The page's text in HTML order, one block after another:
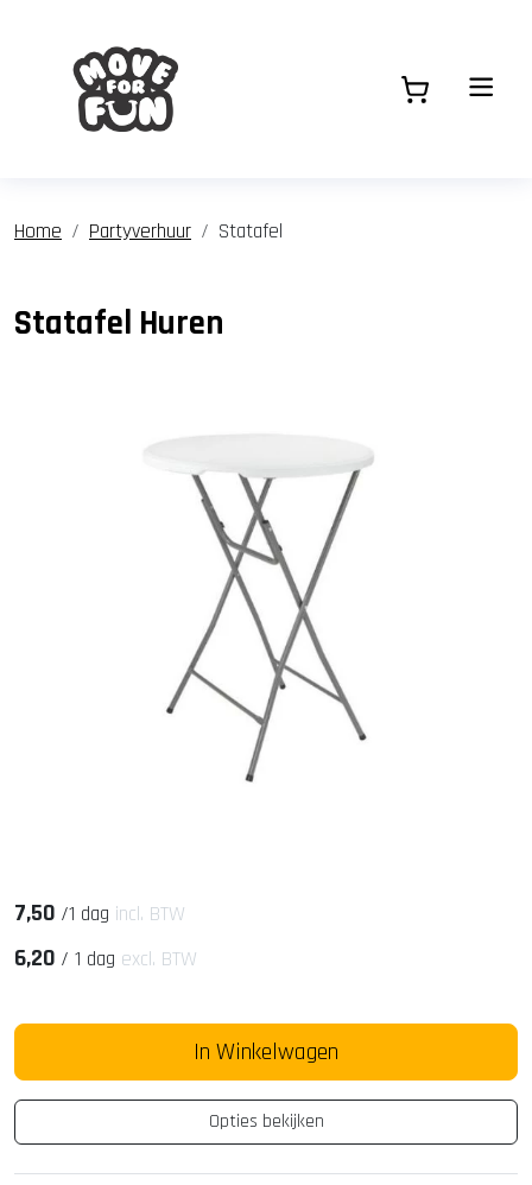
Home Partyverhuur Statafel
Statafel Huren
7,50 /1 dag incl. BTW
6,20 / 1 dag excl. BTW
In Winkelwagen
Opties bekijken